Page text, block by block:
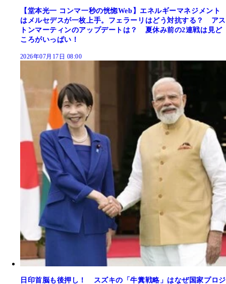
【堂本光一 コンマ一秒の恍惚Web】エネルギーマネジメント
はメルセデスが一枚上手。フェラーリはどう対抗する？ アス
トンマーティンのアップデートは？ 夏休み前の2連戦は見ど
ころがいっぱい！
2026年07月17日 08:00
日印首脳も後押し！ スズキの「牛糞戦略」はなぜ国家プロジ